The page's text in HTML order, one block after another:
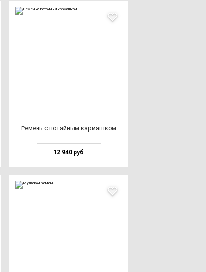
Ремень с по­тай­ным кар­маш­ком
12 940 руб